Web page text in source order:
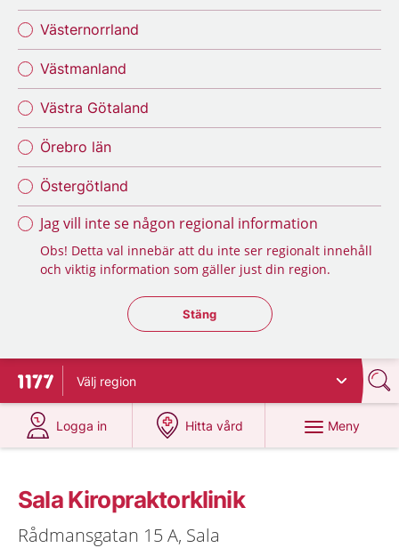
Västernorrland
Västmanland
Västra Götaland
Örebro län
Östergötland
Jag vill inte se någon regional information
Obs! Detta val innebär att du inte ser regionalt innehåll
och viktig information som gäller just din region.
Stäng regionsväljaren
Stäng
Till startsidan för 1177
Välj region
Logga in
på 1177.se
Hitta vård
på 1177.se
Meny
Sala Kiropraktorklinik
Rådmansgatan 15 A, Sala